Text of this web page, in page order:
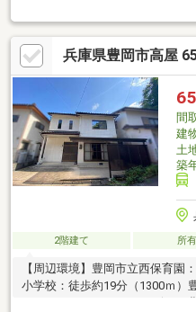
立豊岡小学校：徒歩約10分■豊
スーパーマルワ豊岡加広店：徒
徒歩約7分◆ホームライフ不動
ください♪メールやお電話でも各
家探し』『ご売却』『リフォー
ーキホームライフ不動産』にお
兵庫県豊岡市高屋
間
建
土
築
2階建て 所
【周辺環境】豊岡市立西保育園
小学校：徒歩約19分（1300ｍ）